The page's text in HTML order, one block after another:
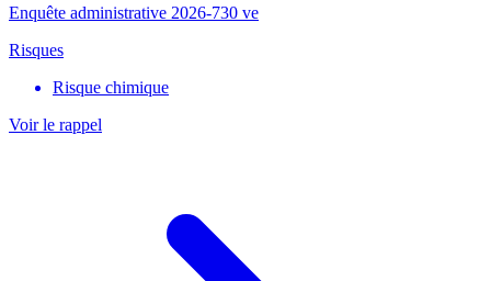
Enquête administrative 2026-730 ve
Risques
Risque chimique
Voir le rappel